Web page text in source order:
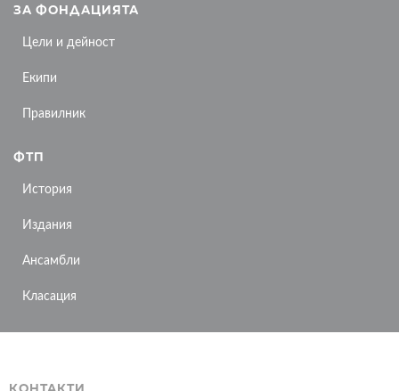
ЗА ФОНДАЦИЯТА
Цели и дейност
Екипи
Правилник
ФТП
История
Издания
Ансамбли
Класация
КОНТАКТИ